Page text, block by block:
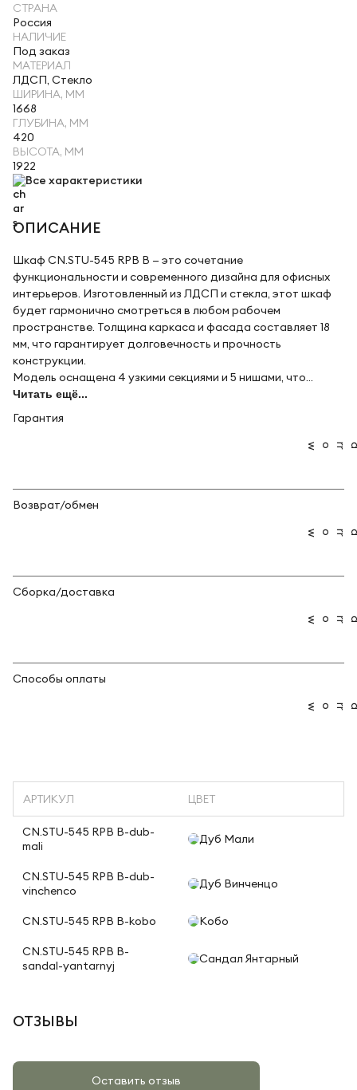
СТРАНА
Россия
НАЛИЧИЕ
Под заказ
МАТЕРИАЛ
ЛДСП, Стекло
ШИРИНА, ММ
1668
ГЛУБИНА, ММ
420
ВЫСОТА, ММ
1922
Все характеристики
ОПИСАНИЕ
Шкаф CN.STU-545 RPB B — это сочетание
функциональности и современного дизайна для офисных
интерьеров. Изготовленный из ЛДСП и стекла, этот шкаф
будет гармонично смотреться в любом рабочем
пространстве. Толщина каркаса и фасада составляет 18
мм, что гарантирует долговечность и прочность
конструкции.
Модель оснащена 4 узкими секциями и 5 нишами, что...
Читать ещё...
Гарантия
Возврат/обмен
Сборка/доставка
Способы оплаты
АРТИКУЛ ЦВЕТ
CN.STU-545 RPB B-dub-
mali
Дуб Мали
CN.STU-545 RPB B-dub-
vinchenco
Дуб Винченцо
CN.STU-545 RPB B-kobo Кобо
CN.STU-545 RPB B-
sandal-yantarnyj
Сандал Янтарный
ОТЗЫВЫ
Оставить отзыв